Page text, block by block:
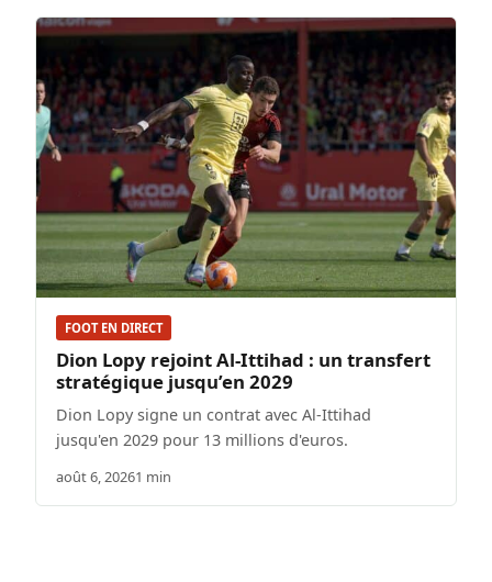
FOOT EN DIRECT
Dion Lopy rejoint Al-Ittihad : un transfert
stratégique jusqu’en 2029
Dion Lopy signe un contrat avec Al-Ittihad
jusqu'en 2029 pour 13 millions d'euros.
août 6, 20261 min